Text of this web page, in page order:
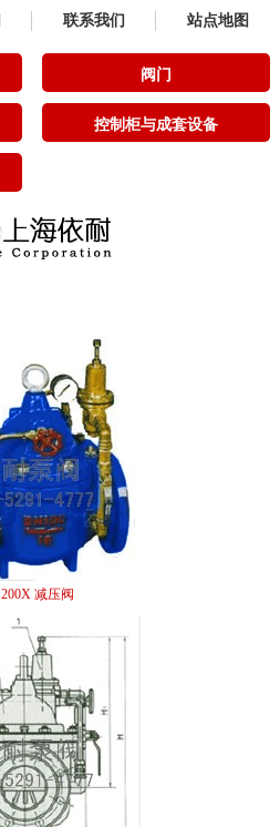
联系我们 站点地图
阀门
控制柜与成套设备
200X 减压阀